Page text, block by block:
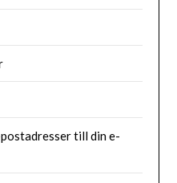
till din e-